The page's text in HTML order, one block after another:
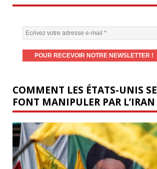
COMMENT LES ÉTATS-UNIS SE
FONT MANIPULER PAR L’IRAN